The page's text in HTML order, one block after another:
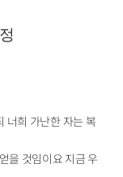
너희 가난한 자는 복
을 것임이요 지금 우